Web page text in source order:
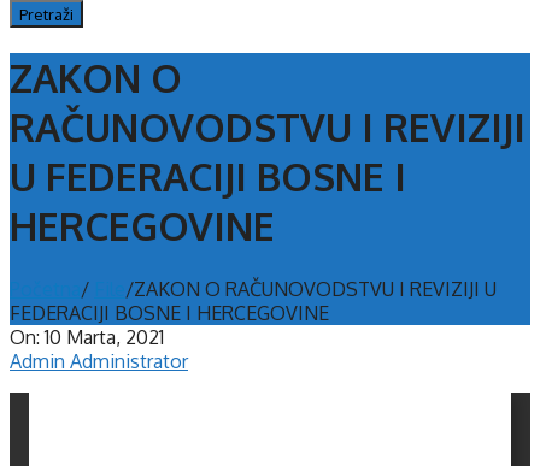
ZAKON O
RAČUNOVODSTVU I REVIZIJI
U FEDERACIJI BOSNE I
HERCEGOVINE
/ /ZAKON O RAČUNOVODSTVU I REVIZIJI U
FEDERACIJI BOSNE I HERCEGOVINE
On: 10 Marta, 2021
Admin Administrator